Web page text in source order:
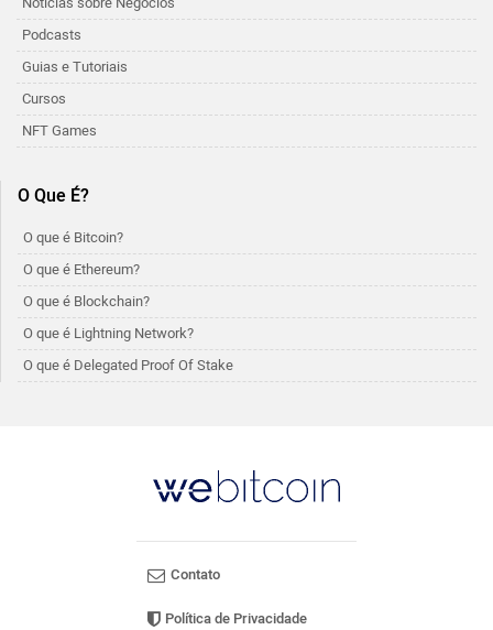
Podcasts
Guias e Tutoriais
Cursos
NFT Games
O Que É?
O que é Bitcoin?
O que é Ethereum?
O que é Blockchain?
O que é Lightning Network?
O que é Delegated Proof Of Stake
Contato
Política de Privacidade